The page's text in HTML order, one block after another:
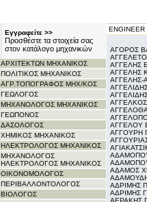
Εγγραφείτε >>
Προσθέστε τα στοιχεία σας
στον κατάλογο μηχανικών
ΑΡΧITΕΚΤΩΝ ΜΗΧΑΝΙΚΟΣ
ΠΟΛΙΤΙΚΟΣ ΜΗΧΑΝΙΚΟΣ
ΑΓΡ.ΤΟΠΟΓΡΑΦΟΣ ΜΗΧ/ΚΟΣ
ΓΕΩΛΟΓΟΣ
ΜΗΧΑΝΟΛΟΓΟΣ ΜΗΧΑΝΙΚΟΣ
ΓΕΩΠΟΝΟΣ
ΔΑΣΟΛΟΓΟΣ
ΧΗΜΙΚΟΣ ΜΗΧΑΝΙΚΟΣ
ΗΛΕΚΤΡΟΛΟΓΟΣ ΜΗΧΑΝΙΚΟΣ
ΜΗΧΑΝΟΛΟΓΟΣ
ΗΛΕΚΤΡΟΛΟΓΟΣ ΜΗΧΑΝΙΚΟΣ
ΟΙΚΟΝΟΜΟΛΟΓΟΣ
ΠΕΡΙΒΑΛΛΟΝΤΟΛΟΓΟΣ
ΒΙΟΛΟΓΟΣ
ENGINEER
ΑΓΟΡΟΣ
ΑΓΓΕΛΗΣ
ΑΓΓΕΛΗΣ
ΑΓΓΕΛΗΣ-
ΑΓΓΕΛΟΥ
ΑΓΓΟΥΡΗ
ΑΔΑΜΟΣ
ΑΔΡΙΜΗΣ
ΑΔΡΙΜΗΣ
ΑΕΡΑΚΗΣ